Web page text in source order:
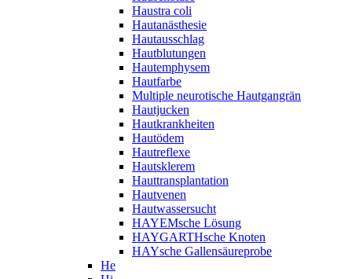
Haustra coli
Hautanästhesie
Hautausschlag
Hautblutungen
Hautemphysem
Hautfarbe
Multiple neurotische Hautgangrän
Hautjucken
Hautkrankheiten
Hautödem
Hautreflexe
Hautsklerem
Hauttransplantation
Hautvenen
Hautwassersucht
HAYEMsche Lösung
HAYGARTHsche Knoten
HAYsche Gallensäureprobe
He